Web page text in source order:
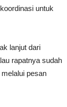
untuk
lanjut dari
rapatnya sudah
pesan